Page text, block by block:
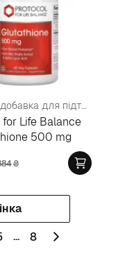
Харчова добавка для підтримки імунної системи "Глутатіон" 500 мг у веганських капсулах
Life Balance
500 mg
₴
... 8